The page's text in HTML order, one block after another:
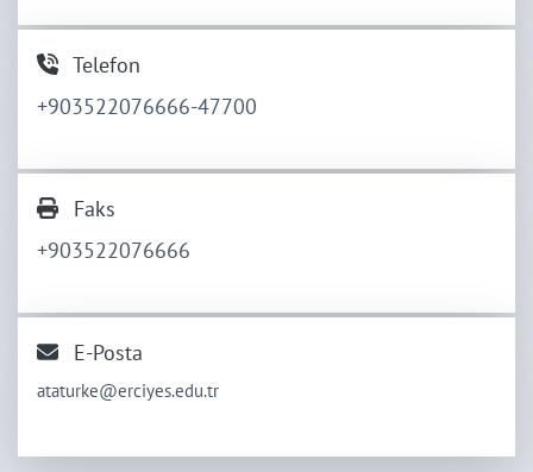
Telefon
+903522076666-47700
Faks
+903522076666
E-Posta
ataturke@erciyes.edu.tr